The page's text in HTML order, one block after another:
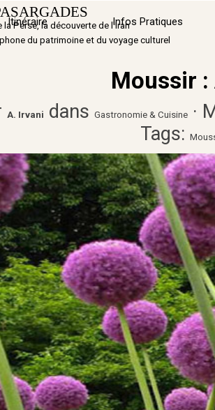
Sauter
Itinéraire ▼
Infos Pratiques
la Perse, la découverte de l'Iran
du patrimoine et du voyage culturel
Moussir :
A. Irvani dans Gastronomie & Cuisine ·
Tags: